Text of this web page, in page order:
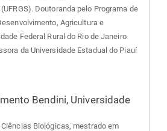
Doutoranda pelo Programa de
Agricultura e
Federal Rural do Rio de Janeiro
da Universidade Estadual do Piauí
Bendini, Universidade
Biológicas, mestrado em